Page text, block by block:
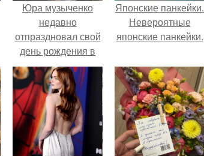
Юра музыченко
недавно
отпраздновал свой
день рождения в
кругу самых
близких и родных
людей.
Японские панкейки.
Невероятные
японские панкейки.